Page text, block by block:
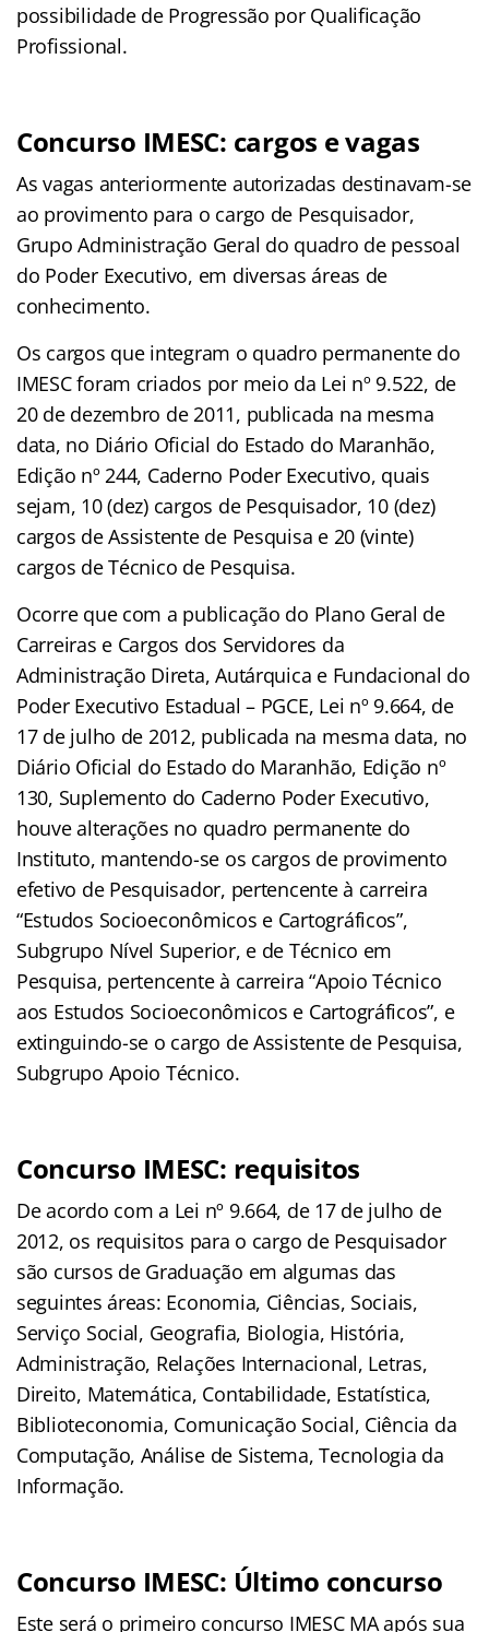
possibilidade de Progressão por Qualificação
Profissional.
Concurso IMESC: cargos e vagas
As vagas anteriormente autorizadas destinavam-se
ao provimento para o cargo de Pesquisador,
Grupo Administração Geral do quadro de pessoal
do Poder Executivo, em diversas áreas de
conhecimento.
Os cargos que integram o quadro permanente do
IMESC foram criados por meio da Lei nº 9.522, de
20 de dezembro de 2011, publicada na mesma
data, no Diário Oficial do Estado do Maranhão,
Edição nº 244, Caderno Poder Executivo, quais
sejam, 10 (dez) cargos de Pesquisador, 10 (dez)
cargos de Assistente de Pesquisa e 20 (vinte)
cargos de Técnico de Pesquisa.
Ocorre que com a publicação do Plano Geral de
Carreiras e Cargos dos Servidores da
Administração Direta, Autárquica e Fundacional do
Poder Executivo Estadual – PGCE, Lei nº 9.664, de
17 de julho de 2012, publicada na mesma data, no
Diário Oficial do Estado do Maranhão, Edição nº
130, Suplemento do Caderno Poder Executivo,
houve alterações no quadro permanente do
Instituto, mantendo-se os cargos de provimento
efetivo de Pesquisador, pertencente à carreira
“Estudos Socioeconômicos e Cartográficos”,
Subgrupo Nível Superior, e de Técnico em
Pesquisa, pertencente à carreira “Apoio Técnico
aos Estudos Socioeconômicos e Cartográficos”, e
extinguindo-se o cargo de Assistente de Pesquisa,
Subgrupo Apoio Técnico.
Concurso IMESC: requisitos
De acordo com a Lei nº 9.664, de 17 de julho de
2012, os requisitos para o cargo de Pesquisador
são cursos de Graduação em algumas das
seguintes áreas: Economia, Ciências, Sociais,
Serviço Social, Geografia, Biologia, História,
Administração, Relações Internacional, Letras,
Direito, Matemática, Contabilidade, Estatística,
Biblioteconomia, Comunicação Social, Ciência da
Computação, Análise de Sistema, Tecnologia da
Informação.
Concurso IMESC: Último concurso
Este será o primeiro concurso IMESC MA após sua